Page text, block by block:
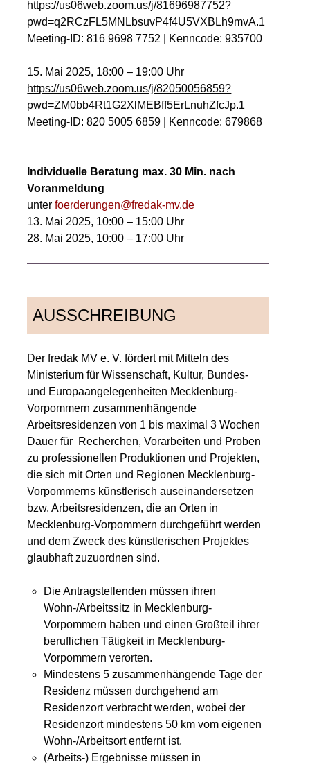
https://us06web.zoom.us/j/81696987752?
pwd=q2RCzFL5MNLbsuvP4f4U5VXBLh9mvA.1
Meeting-ID: 816 9698 7752 | Kenncode: 935700
15. Mai 2025, 18:00 – 19:00 Uhr
https://us06web.zoom.us/j/82050056859?
pwd=ZM0bb4Rt1G2XlMEBff5ErLnuhZfcJp.1
Meeting-ID: 820 5005 6859 | Kenncode: 679868
Individuelle Beratung max. 30 Min. nach
Voranmeldung
unterfoerderungen@fredak-mv.de
13. Mai 2025, 10:00 – 15:00 Uhr
28. Mai 2025, 10:00 – 17:00 Uhr
AUSSCHREIBUNG
Der fredak MV e. V. fördert mit Mitteln des
Ministerium für Wissenschaft, Kultur, Bundes-
und Europaangelegenheiten Mecklenburg-
Vorpommern zusammenhängende
Arbeitsresidenzen von 1 bis maximal 3 Wochen
Dauer für Recherchen, Vorarbeiten und Proben
zu professionellen Produktionen und Projekten,
die sich mit Orten und Regionen Mecklenburg-
Vorpommerns künstlerisch auseinandersetzen
bzw. Arbeitsresidenzen, die an Orten in
Mecklenburg-Vorpommern durchgeführt werden
und dem Zweck des künstlerischen Projektes
glaubhaft zuzuordnen sind.
Die Antragstellenden müssen ihren
Wohn-/Arbeitssitz in Mecklenburg-
Vorpommern haben und einen Großteil ihrer
beruflichen Tätigkeit in Mecklenburg-
Vorpommern verorten.
Mindestens 5 zusammenhängende Tage der
Residenz müssen durchgehend am
Residenzort verbracht werden, wobei der
Residenzort mindestens 50 km vom eigenen
Wohn-/Arbeitsort entfernt ist.
(Arbeits-) Ergebnisse müssen in